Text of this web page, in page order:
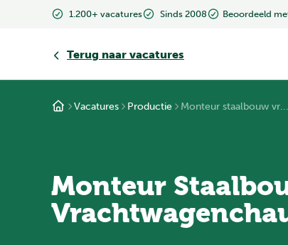
1.200+ vacatures Sinds 2008 Beoordeeld
Terug naar vacatures
Vacatures Productie Monteur staalbouw vr...
Monteur